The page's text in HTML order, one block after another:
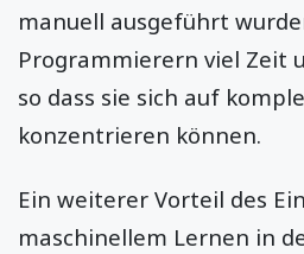
manuell ausgeführt
Programmierern viel Zeit
so dass sie sich auf
konzentrieren können.
Ein weiterer Vorteil des
maschinellem Lernen in